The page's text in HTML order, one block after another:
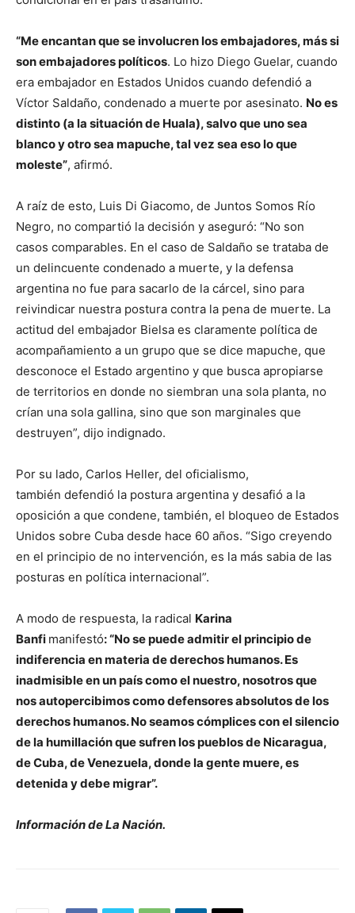
“Me encantan que se involucren los embajadores, más si
son embajadores políticos. Lo hizo Diego Guelar, cuando
era embajador en Estados Unidos cuando defendió a
Víctor Saldaño, condenado a muerte por asesinato. No es
distinto (a la situación de Huala), salvo que uno sea
blanco y otro sea mapuche, tal vez sea eso lo que
moleste”, afirmó.
A raíz de esto, Luis Di Giacomo, de Juntos Somos Río
Negro, no compartió la decisión y aseguró: “No son
casos comparables. En el caso de Saldaño se trataba de
un delincuente condenado a muerte, y la defensa
argentina no fue para sacarlo de la cárcel, sino para
reivindicar nuestra postura contra la pena de muerte. La
actitud del embajador Bielsa es claramente política de
acompañamiento a un grupo que se dice mapuche, que
desconoce el Estado argentino y que busca apropiarse
de territorios en donde no siembran una sola planta, no
crían una sola gallina, sino que son marginales que
destruyen”, dijo indignado.
Por su lado, Carlos Heller, del oficialismo,
también defendió la postura argentina y desafió a la
oposición a que condene, también, el bloqueo de Estados
Unidos sobre Cuba desde hace 60 años. “Sigo creyendo
en el principio de no intervención, es la más sabia de las
posturas en política internacional”.
A modo de respuesta, la radical Karina
Banfi manifestó:“No se puede admitir el principio de
indiferencia en materia de derechos humanos. Es
inadmisible en un país como el nuestro, nosotros que
nos autopercibimos como defensores absolutos de los
derechos humanos. No seamos cómplices con el silencio
de la humillación que sufren los pueblos de Nicaragua,
de Cuba, de Venezuela, donde la gente muere, es
detenida y debe migrar”.
Información de La Nación.